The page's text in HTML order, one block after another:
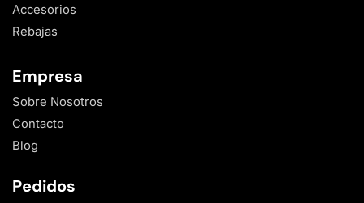
Accesorios
Rebajas
Empresa
Sobre Nosotros
Contacto
Blog
Pedidos